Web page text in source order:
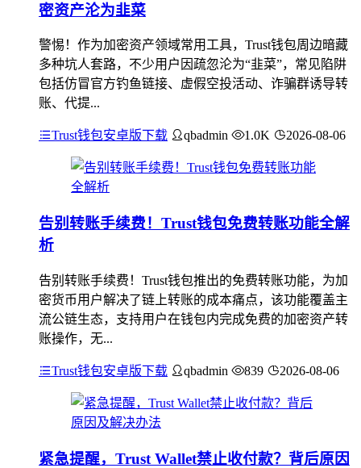
密资产沦为韭菜
警惕！作为加密资产领域常用工具，Trust钱包周边暗藏
多种坑人套路，不少用户因疏忽沦为“韭菜”，常见陷阱
包括仿冒官方钓鱼链接、虚假空投活动、诈骗群诱导转
账、代提...
Trust钱包安卓版下载 qbadmin 1.0K 2026-08-06
告别转账手续费！Trust钱包免费转账功能全解
析
告别转账手续费！Trust钱包推出的免费转账功能，为加
密货币用户解决了链上转账的成本痛点，该功能覆盖主
流公链生态，支持用户在钱包内完成免费的加密资产转
账操作，无...
Trust钱包安卓版下载 qbadmin 839 2026-08-06
紧急提醒，Trust Wallet禁止收付款？背后原因